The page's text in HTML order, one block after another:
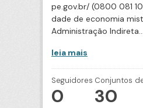
pe.gov.br/ (0800 081
dade de economia
Administração Indireta...
leia mais
Seguidores
0
Conjuntos
30